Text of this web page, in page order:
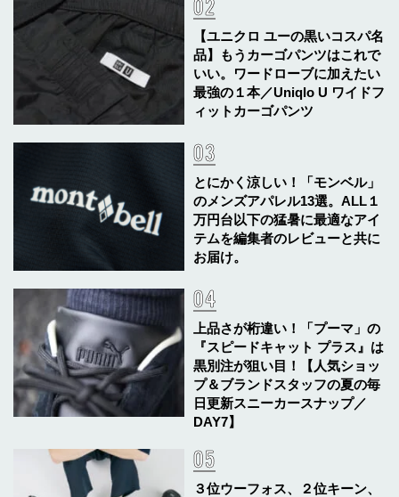
【ユニクロ ユーの黒いコスパ名
品】もうカーゴパンツはこれで
いい。ワードローブに加えたい
最強の１本／Uniqlo U ワイドフ
ィットカーゴパンツ
とにかく涼しい！「モンベル」
のメンズアパレル13選。ALL１
万円台以下の猛暑に最適なアイ
テムを編集者のレビューと共に
お届け。
上品さが桁違い！「プーマ」の
『スピードキャット プラス』は
黒別注が狙い目！【人気ショッ
プ＆ブランドスタッフの夏の毎
日更新スニーカースナップ／
DAY7】
３位ウーフォス、２位キーン、